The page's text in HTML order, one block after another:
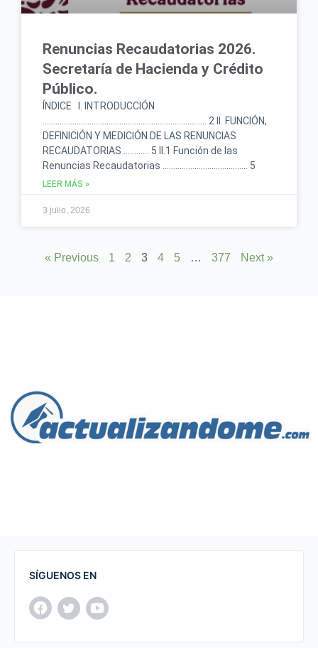
Renuncias Recaudatorias 2026.
Secretaría de Hacienda y Crédito
Público.
ÍNDICE I. INTRODUCCIÓN
………………………………………………………………….. 2 II. FUNCIÓN,
DEFINICIÓN Y MEDICIÓN DE LAS RENUNCIAS
RECAUDATORIAS ………… 5 II.1 Función de las
Renuncias Recaudatorias …………………………………. 5
LEER MÁS »
3 julio, 2026
« Previous 1 2 3 4 5 … 377 Next »
SÍGUENOS EN